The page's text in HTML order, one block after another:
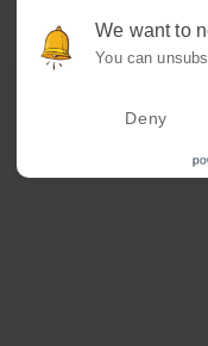
We want to
You can
Deny